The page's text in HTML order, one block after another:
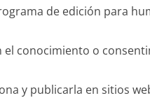
de edición para
el conocimiento o
y publicarla en sitios